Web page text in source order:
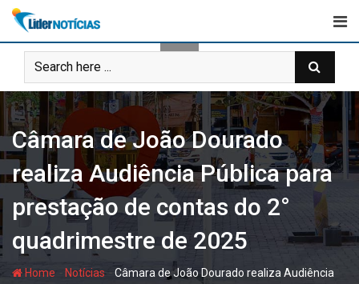
Skip
content
Câmara de João Dourado
realiza Audiência Pública para
prestação de contas do 2°
quadrimestre de 2025
Home Notícias-Câmara de João Dourado realiza Audiência